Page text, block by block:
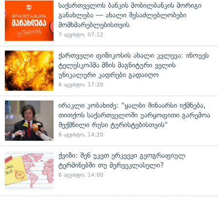
საქართველოს ბანკის მობილბანკის მორიგი
განახლება — ახალი შესაძლებლობები
მომხმარებლებისთვის
7 აგვისტო, 07:12
ქართველი ფიზიკოსის ახალი კვლევა: ინოუეს
ტელესკოპმა მზის მაგნიტური ველის
უნიკალური კადრები გადაიღო
6 აგვისტო, 17:20
ირაკლი კობახიძე: "ყალბი შინაარსი იქმნება,
თითქოს საქართველოში უარყოფითი გარემოა
შექმნილი რუსი ტურისტებისთვის"
6 აგვისტო, 14:20
ქვიზი: შენ უკეთ ერკვევი გეოგრაფიულ
ტერმინებში თუ მერვეკლასელი?
6 აგვისტო, 14:00